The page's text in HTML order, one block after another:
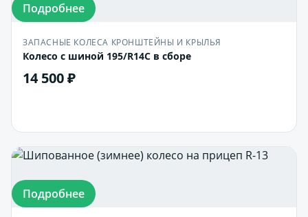
Подробнее
ЗАПАСНЫЕ КОЛЕСА КРОНШТЕЙНЫ И КРЫЛЬЯ
Колесо с шиной 195/R14С в сборе
14 500 ₽
Подробнее